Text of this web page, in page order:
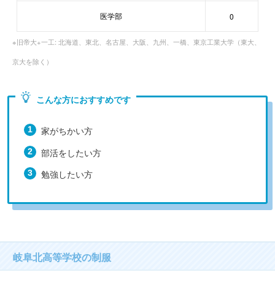
医学部 0
※旧帝大+一工: 北海道、東北、名古屋、大阪、九州、一橋、東京工業大学（東大、
京大を除く）
こんな方におすすめです
家がちかい方
部活をしたい方
勉強したい方
岐阜北高等学校の制服